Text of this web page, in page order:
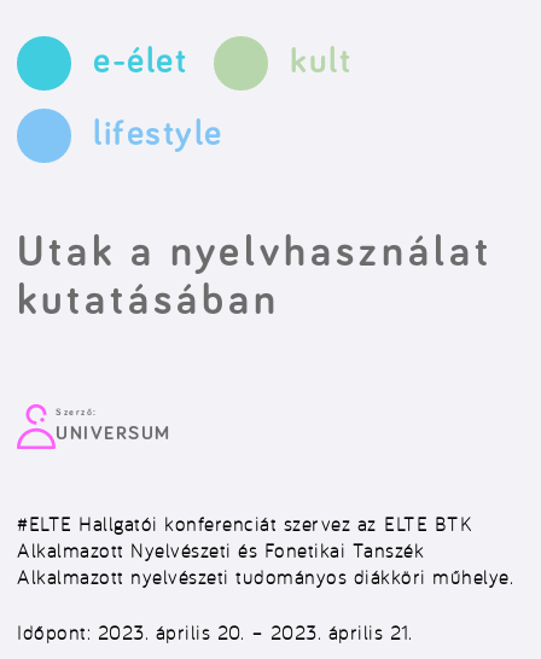
e-élet
kult
lifestyle
Utak a nyelvhasználat
kutatásában
Szerző:
UNIVERSUM
#ELTE Hallgatói konferenciát szervez az ELTE BTK
Alkalmazott Nyelvészeti és Fonetikai Tanszék
Alkalmazott nyelvészeti tudományos diákköri műhelye.
Időpont: 2023. április 20. – 2023. április 21.